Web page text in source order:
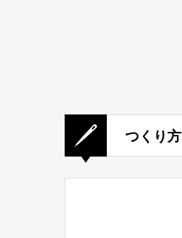
つくり方